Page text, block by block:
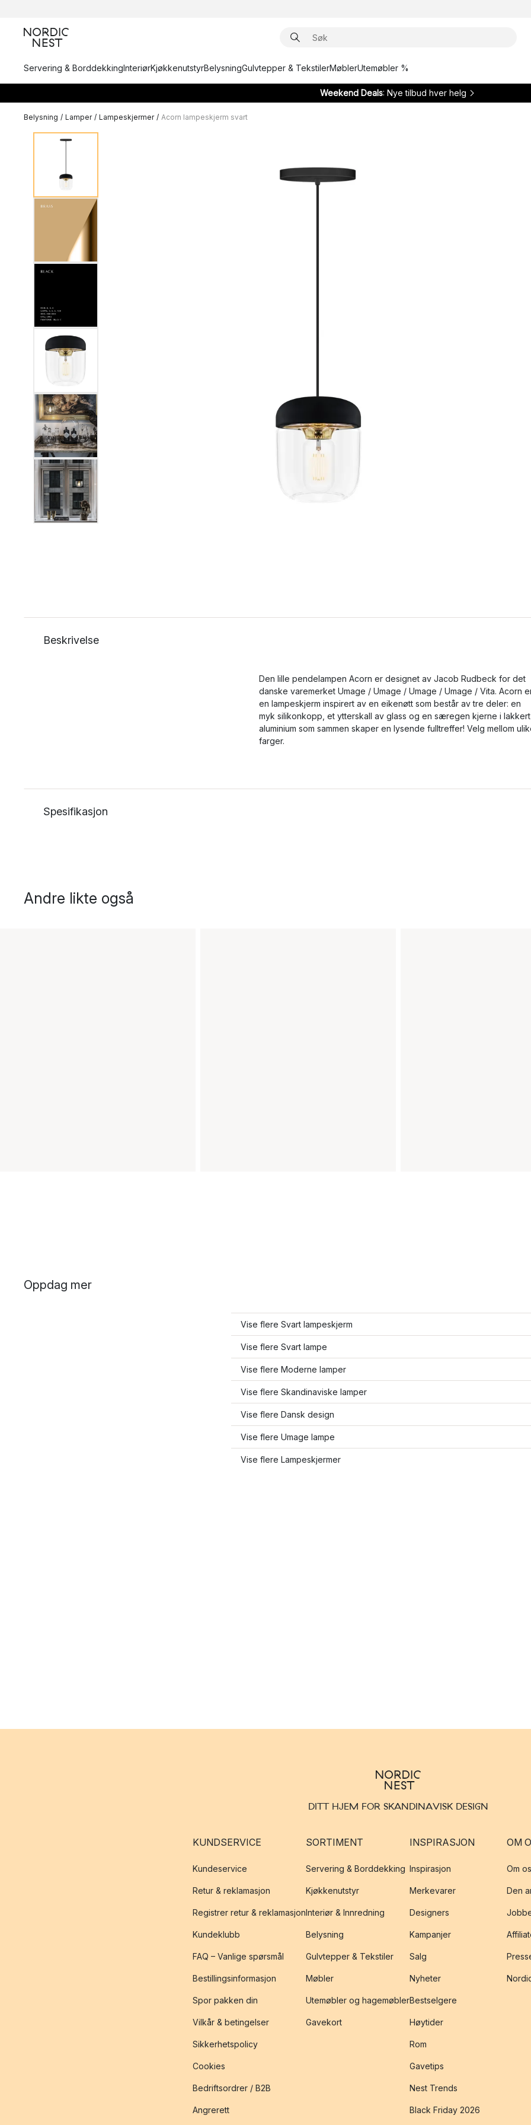
Servering & BorddekkingInteriørKjøkkenutstyrBelysningGulvtepper & TekstilerMøblerUtemøbler %
Weekend Deals: Nye tilbud hver helg
Belysning / Lamper / Lampeskjermer / Acorn lampeskjerm svart
Beskrivelse
Den lille pendelampen Acorn er designet av Jacob Rudbeck for det
danske varemerket Umage / Umage / Umage / Umage / Vita. Acorn
en lampeskjerm inspirert av en eikenøtt som består av tre deler: en
myk silikonkopp, et ytterskall av glass og en særegen kjerne i lakkert
aluminium som sammen skaper en lysende fulltreffer! Velg mellom
farger.
Spesifikasjon
Andre likte også
Oppdag mer
Vise flere Svart lampeskjerm
Vise flere Svart lampe
Vise flere Moderne lamper
Vise flere Skandinaviske lamper
Vise flere Dansk design
Vise flere Umage lampe
Vise flere Lampeskjermer
DITT HJEM FOR SKANDINAVISK DESIGN
KUNDSERVICE
Kundeservice
Retur & reklamasjon
Registrer retur & reklamasjon
Kundeklubb
FAQ – Vanlige spørsmål
Bestillingsinformasjon
Spor pakken din
Vilkår & betingelser
Sikkerhetspolicy
Cookies
Bedriftsordrer / B2B
Angrerett
SORTIMENT
Servering & Borddekking
Kjøkkenutstyr
Interiør & Innredning
Belysning
Gulvtepper & Tekstiler
Møbler
Utemøbler og hagemøbler
Gavekort
INSPIRASJON
Inspirasjon
Merkevarer
Designers
Kampanjer
Salg
Nyheter
Bestselgere
Høytider
Rom
Gavetips
Nest Trends
Black Friday 2026
OM
Om
Den